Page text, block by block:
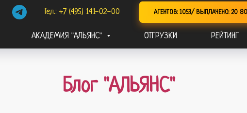
Тел.: +7 (495) 141-02-00 АГЕНТОВ: 1053/ ВЫПЛАЧЕНО: 20
АКАДЕМИЯ "АЛЬЯНС" ОТГРУЗКИ РЕЙТИНГ
Блог "АЛЬЯНС"